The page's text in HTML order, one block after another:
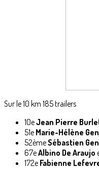
Sur le 10 km 185 trailers
10eJean Pierre
51e Marie-Hélène
52èmeSébastien
67eAlbino De Araujo
172e Fabienne